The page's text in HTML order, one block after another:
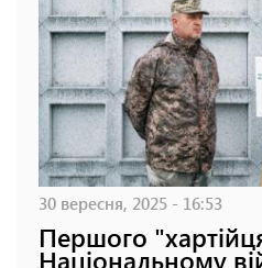
30 вересня, 2025 - 16:53
Першого
Національному